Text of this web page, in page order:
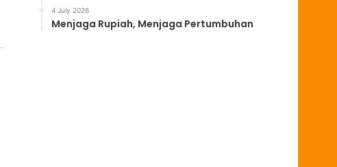
4 July 2026
Menjaga Rupiah, Menjaga Pertumbuhan